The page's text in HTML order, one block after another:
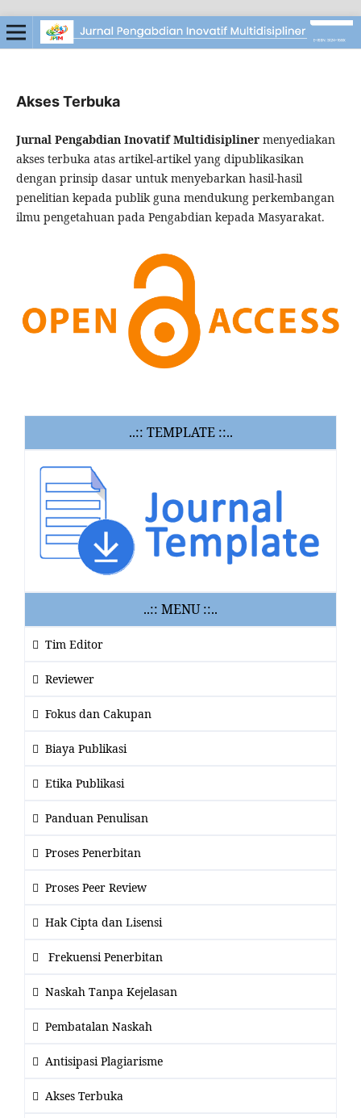
Akses Terbuka
Jurnal Pengabdian Inovatif Multidisiplinermenyediakan
akses terbuka atas artikel-artikel yang dipublikasikan
dengan prinsip dasar untuk menyebarkan hasil-hasil
penelitian kepada publik guna mendukung perkembangan
ilmu pengetahuan pada Pengabdian kepada Masyarakat.
..:: TEMPLATE ::..
..:: MENU ::..
Tim Editor
Reviewer
Fokus dan Cakupan
Biaya Publikasi
Etika Publikasi
Panduan Penulisan
Proses Penerbitan
Proses Peer Review
Hak Cipta dan Lisensi
Frekuensi Penerbitan
Naskah Tanpa Kejelasan
Pembatalan Naskah
Antisipasi Plagiarisme
Akses Terbuka